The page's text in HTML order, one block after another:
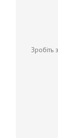
Зробіть